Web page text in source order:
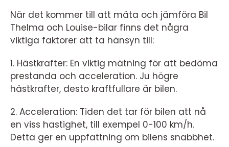
När det kommer till att mäta och jämföra Bil
Thelma och Louise-bilar finns det några
viktiga faktorer att ta hänsyn till:
1. Hästkrafter: En viktig mätning för att bedöma
prestanda och acceleration. Ju högre
hästkrafter, desto kraftfullare är bilen.
2. Acceleration: Tiden det tar för bilen att nå
en viss hastighet, till exempel 0-100 km/h.
Detta ger en uppfattning om bilens snabbhet.